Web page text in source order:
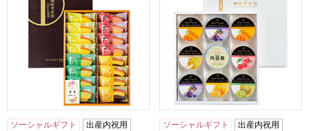
ソーシャルギフト 出産内祝用 ソーシャルギフト 出産内祝用